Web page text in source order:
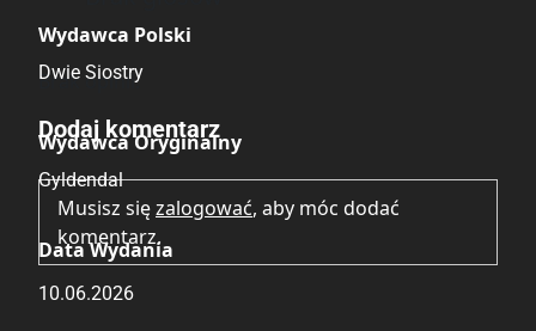
Wydawca Polski
Dwie Siostry
Wydawca Oryginalny
Gyldendal
Data Wydania
10.06.2026
Brak opinii.
Dodaj komentarz
Musisz sięzalogować, aby móc dodać
komentarz.